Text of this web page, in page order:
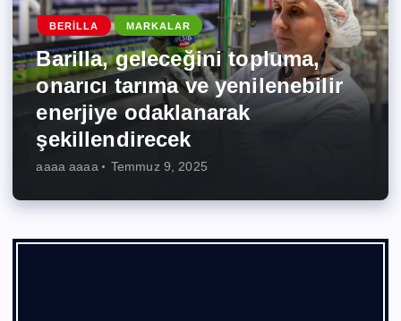
BERILLA MARKALAR
Barilla, geleceğini topluma,
onarıcı tarıma ve yenilenebilir
enerjiye odaklanarak
şekillendirecek
aaaa aaaa Temmuz 9, 2025